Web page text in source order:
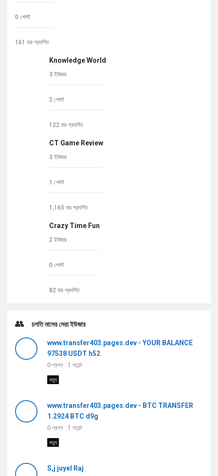
0 পোস্ট
161 বার প্রদর্শিত
Knowledge World
3 ইউজার
2 পোস্ট
122 বার প্রদর্শিত
CT Game Review
3 ইউজার
1 পোস্ট
1,165 বার প্রদর্শিত
Crazy Time Fun
2 ইউজার
0 পোস্ট
82 বার প্রদর্শিত
চলতি মাসের সেরা ইউজার
www.transfer403.pages.dev - YOUR BALANCE
97538 USDT h52
0প্রশ্ন 1 পয়েন্ট
নতুন
www.transfer403.pages.dev - BTC TRANSFER
1.2924 BTC d9g
0প্রশ্ন 1 পয়েন্ট
নতুন
S,j juyel Raj